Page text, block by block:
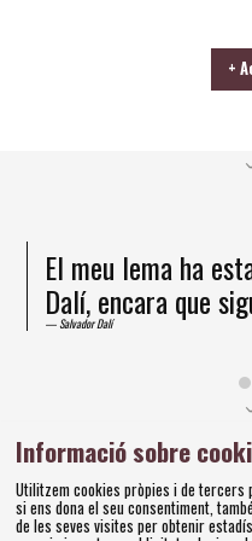
+
El meu lema ha
Dalí, encara que
Salvador Dalí
Figueres
Tel. 972 677 520 |
Informació sobre
Utilitzem cookies pròpies i de
si ens dona el seu consentiment,
de les seves visites per obtenir